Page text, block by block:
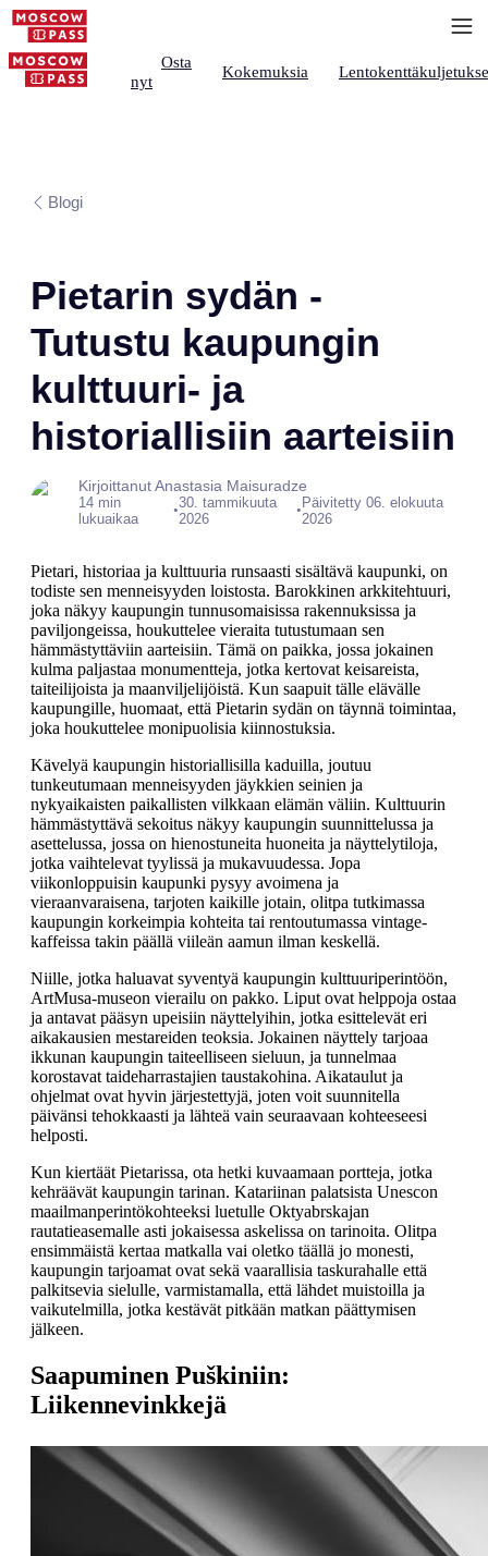
Osta
nyt
Kokemuksia
Blogi
Pietarin sydän -
Tutustu kaupungin
kulttuuri- ja
historiallisiin aarteisiin
Kirjoittanut Anastasia Maisuradze
14 min
lukuaikaa
•30. tammikuuta
2026
• Päivitetty 06. elokuuta
2026
Pietari, historiaa ja kulttuuria runsaasti sisältävä kaupunki, on
todiste sen menneisyyden loistosta. Barokkinen arkkitehtuuri,
joka näkyy kaupungin tunnusomaisissa rakennuksissa ja
paviljongeissa, houkuttelee vieraita tutustumaan sen
hämmästyttäviin aarteisiin. Tämä on paikka, jossa jokainen
kulma paljastaa monumentteja, jotka kertovat keisareista,
taiteilijoista ja maanviljelijöistä. Kun saapuit tälle elävälle
kaupungille, huomaat, että Pietarin sydän on täynnä toimintaa,
joka houkuttelee monipuolisia kiinnostuksia.
Kävelyä kaupungin historiallisilla kaduilla, joutuu
tunkeutumaan menneisyyden jäykkien seinien ja
nykyaikaisten paikallisten vilkkaan elämän väliin. Kulttuurin
hämmästyttävä sekoitus näkyy kaupungin suunnittelussa ja
asettelussa, jossa on hienostuneita huoneita ja näyttelytiloja,
jotka vaihtelevat tyylissä ja mukavuudessa. Jopa
viikonloppuisin kaupunki pysyy avoimena ja
vieraanvaraisena, tarjoten kaikille jotain, olitpa tutkimassa
kaupungin korkeimpia kohteita tai rentoutumassa vintage-
kaffeissa takin päällä viileän aamun ilman keskellä.
Niille, jotka haluavat syventyä kaupungin kulttuuriperintöön,
ArtMusa-museon vierailu on pakko. Liput ovat helppoja ostaa
ja antavat pääsyn upeisiin näyttelyihin, jotka esittelevät eri
aikakausien mestareiden teoksia. Jokainen näyttely tarjoaa
ikkunan kaupungin taiteelliseen sieluun, ja tunnelmaa
korostavat taideharrastajien taustakohina. Aikataulut ja
ohjelmat ovat hyvin järjestettyjä, joten voit suunnitella
päivänsi tehokkaasti ja lähteä vain seuraavaan kohteeseesi
helposti.
Kun kiertäät Pietarissa, ota hetki kuvaamaan portteja, jotka
kehräävät kaupungin tarinan. Katariinan palatsista Unescon
maailmanperintökohteeksi luetulle Oktyabrskajan
rautatieasemalle asti jokaisessa askelissa on tarinoita. Olitpa
ensimmäistä kertaa matkalla vai oletko täällä jo monesti,
kaupungin tarjoamat ovat sekä vaarallisia taskurahalle että
palkitsevia sielulle, varmistamalla, että lähdet muistoilla ja
vaikutelmilla, jotka kestävät pitkään matkan päättymisen
jälkeen.
Saapuminen Puškiniin:
Liikennevinkkejä